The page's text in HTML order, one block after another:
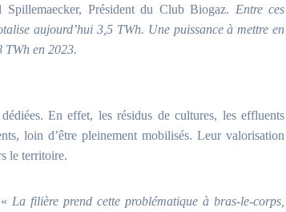
Président du Club Biogaz. Entre ces
aujourd’hui 3,5 TWh. Une puissance à mettre en
TWh en 2023.
En effet, les résidus de cultures, les effluents
loin d’être pleinement mobilisés. Leur valorisation
le territoire.
La filière prend cette problématique à bras-le-corps,